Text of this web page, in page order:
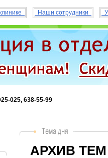
Наши сотрудники
025, 638-55-99
АРХИВ ТЕМ